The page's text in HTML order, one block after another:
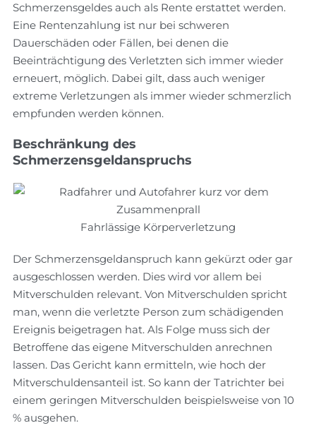
Schmerzensgeldes auch als Rente erstattet werden.
Eine Rentenzahlung ist nur bei schweren
Dauerschäden oder Fällen, bei denen die
Beeinträchtigung des Verletzten sich immer wieder
erneuert, möglich. Dabei gilt, dass auch weniger
extreme Verletzungen als immer wieder schmerzlich
empfunden werden können.
Beschränkung des
Schmerzensgeldanspruchs
Fahrlässige Körperverletzung
Der Schmerzensgeldanspruch kann gekürzt oder gar
ausgeschlossen werden. Dies wird vor allem bei
Mitverschulden relevant. Von Mitverschulden spricht
man, wenn die verletzte Person zum schädigenden
Ereignis beigetragen hat. Als Folge muss sich der
Betroffene das eigene Mitverschulden anrechnen
lassen. Das Gericht kann ermitteln, wie hoch der
Mitverschuldensanteil ist. So kann der Tatrichter bei
einem geringen Mitverschulden beispielsweise von 10
% ausgehen.